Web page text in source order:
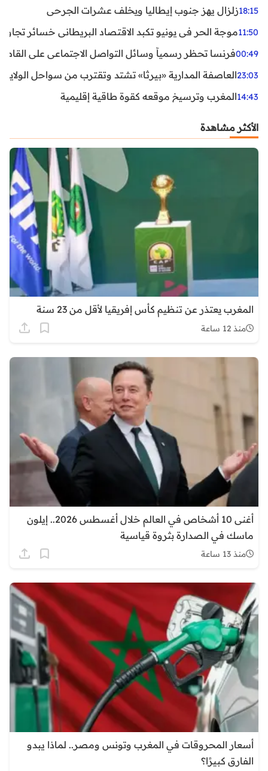
18:15زلزال يهز جنوب إيطاليا ويخلف عشرات الجرحى
11:50موجة الحر في يونيو تكبد الاقتصاد البريطاني خسائر تجاوزت 1.5 مليار
00:49فرنسا تحظر رسمياً وسائل التواصل الاجتماعي على القاصرين
23:03العاصفة المدارية «بيرثا» تشتد وتقترب من سواحل
14:43المغرب وترسيخ موقعه كقوة طاقية إقليمية
الأكثر مشاهدة
المغرب يعتذر عن تنظيم كأس إفريقيا لأقل من 23 سنة
منذ 12 ساعة
أغنى 10 أشخاص في العالم خلال أغسطس 2026.. إيلون
ماسك في الصدارة بثروة قياسية
منذ 13 ساعة
أسعار المحروقات في المغرب وتونس ومصر.. لماذا يبدو
الفارق كبيرًا؟